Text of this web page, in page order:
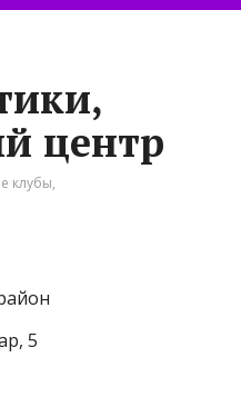
центр
клубы,
5